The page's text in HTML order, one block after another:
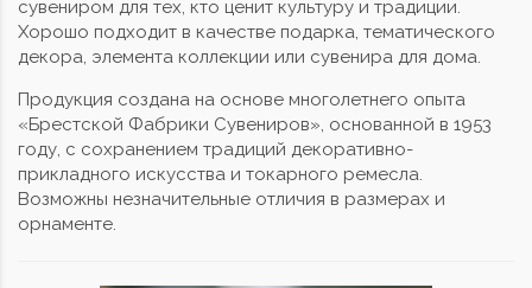
сувениром для тех, кто ценит культуру и традиции.
Хорошо подходит в качестве подарка, тематического
декора, элемента коллекции или сувенира для дома.
Продукция создана на основе многолетнего опыта
«Брестской Фабрики Сувениров», основанной в 1953
году, с сохранением традиций декоративно-
прикладного искусства и токарного ремесла.
Возможны незначительные отличия в размерах и
орнаменте.